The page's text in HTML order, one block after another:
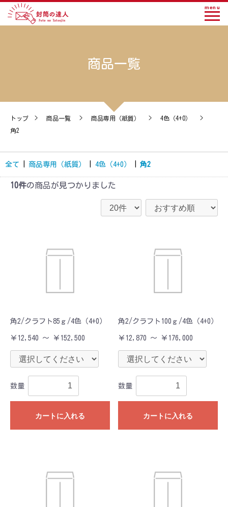
menu
商品一覧
トップ > 商品一覧 > 商品専用（紙質） > 4色（4+0）
>
角2
全て 商品専用（紙質） 4色（4+0） 角2
10件の商品が見つかりました
角2/クラフト85ｇ/4色（4+0）
￥12,540 ～ ￥152,500
数量
カートに入れる
角2/クラフト100ｇ/4色（4+0）
￥12,870 ～ ￥176,000
数量
カートに入れる